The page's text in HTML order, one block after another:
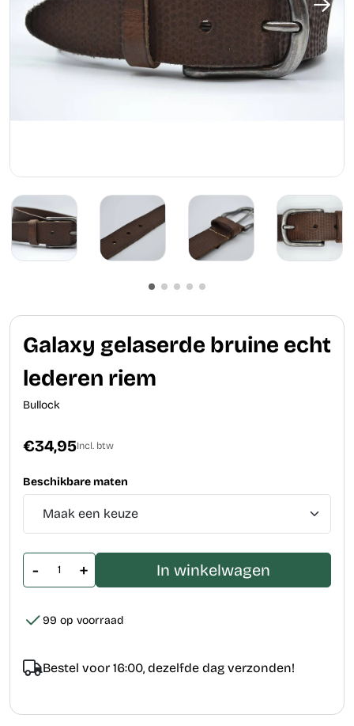
Galaxy gelaserde bruine echt
lederen riem
Bullock
€34,95Incl. btw
Beschikbare maten
- + In winkelwagen
99 op voorraad
Bestel voor 16:00, dezelfde dag verzonden!